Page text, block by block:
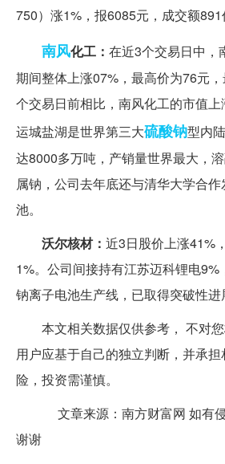
750）涨1%，报6085元，成交额891
南风化工： 在近3个交易日中，
期间整体上涨07%，最高价为76元
个交易日前相比，南风化工的市值
运城盐湖是世界第三大硫酸钠型内
达8000多万吨，产销量世界最大，
属钠，公司去年底还与清华大学合
池。
沃尔核材： 近3日股价上涨41%
1%。公司间接持有江苏迈科锂电9%
钠离子电池生产线，已取得突破性进
本文相关数据仅供参考， 不对您
用户应基于自己的独立判断，并承
险，投资需谨慎。
文章来源：南方财富网 如有侵
谢谢